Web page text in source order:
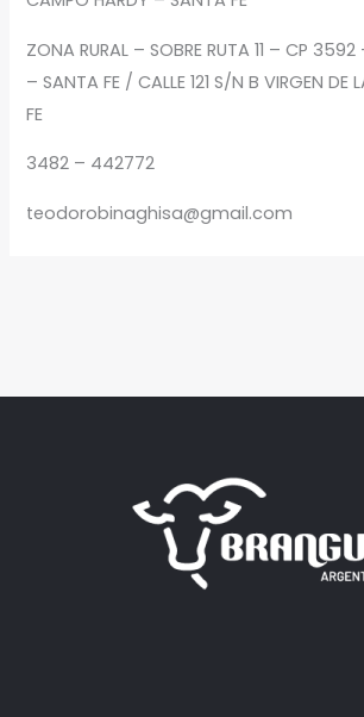
ZONA RURAL – SOBRE RUTA 11 – CP
– SANTA FE / CALLE 121 S/N B VIRGEN DE
FE
3482 – 442772
teodorobinaghisa@gmail.com